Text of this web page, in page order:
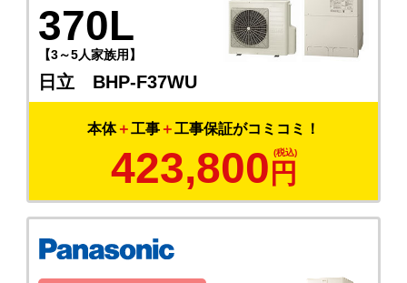
370L
【3～5人家族用】
日立 BHP-F37WU
本体＋工事 ＋工事保証がコミコミ！
423,800 円